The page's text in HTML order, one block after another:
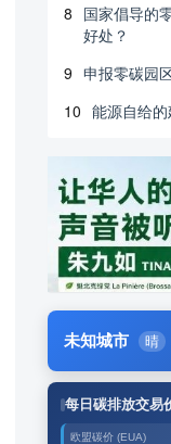
8 国家倡导的
好处？
9 申报零碳园
10 能源自给
未知城市 晴
每日碳排放交易
欧盟碳价 (EUA)